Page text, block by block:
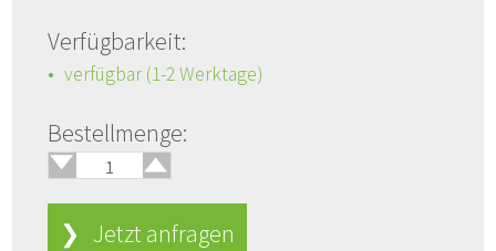
Verfügbarkeit:
verfügbar (1-2 Werktage)
Bestellmenge:
🢓
🢑
❯ Jetzt anfragen